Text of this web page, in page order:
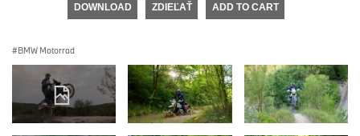
DOWNLOAD ZDIEĽAŤ ADD TO CART
BMW Motorrad